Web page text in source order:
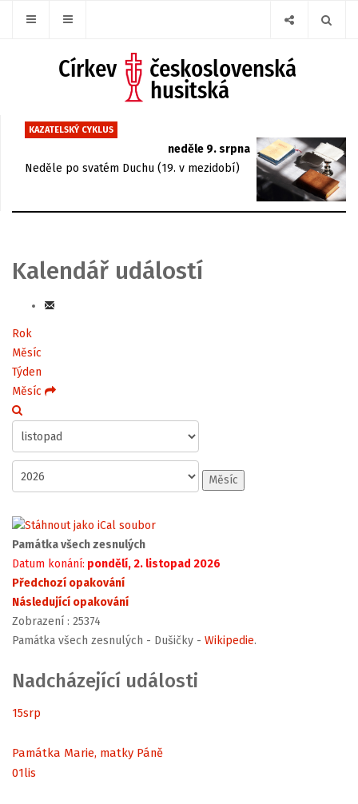
KAZATELSKÝ CYKLUS
neděle 9. srpna
Neděle po svatém Duchu (19. v mezidobí)
Kalendář událostí
Rok
Měsíc
Týden
Měsíc
Měsíc
Památka všech zesnulých
Datum konání: pondělí, 2. listopad 2026
Předchozí opakování
Následující opakování
Zobrazení : 25374
Památka všech zesnulých - Dušičky - Wikipedie.
Nadcházející události
15srp
Památka Marie, matky Páně
01lis